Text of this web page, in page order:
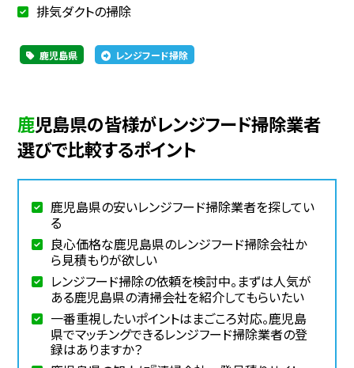
排気ダクトの掃除
鹿児島県 レンジフード掃除
鹿児島県の皆様がレンジフード掃除業者
選びで比較するポイント
鹿児島県の安いレンジフード掃除業者を探してい
る
良心価格な鹿児島県のレンジフード掃除会社か
ら見積もりが欲しい
レンジフード掃除の依頼を検討中。まずは人気が
ある鹿児島県の清掃会社を紹介してもらいたい
一番重視したいポイントはまごころ対応。鹿児島
県でマッチングできるレンジフード掃除業者の登
録はありますか？